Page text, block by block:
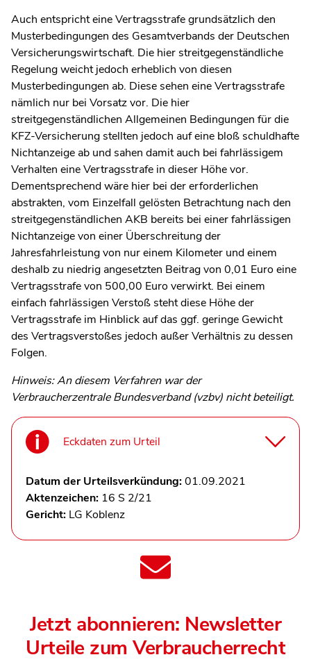
Auch entspricht eine Vertragsstrafe grundsätzlich den
Musterbedingungen des Gesamtverbands der Deutschen
Versicherungswirtschaft. Die hier streitgegenständliche
Regelung weicht jedoch erheblich von diesen
Musterbedingungen ab. Diese sehen eine Vertragsstrafe
nämlich nur bei Vorsatz vor. Die hier
streitgegenständlichen Allgemeinen Bedingungen für die
KFZ-Versicherung stellten jedoch auf eine bloß schuldhafte
Nichtanzeige ab und sahen damit auch bei fahrlässigem
Verhalten eine Vertragsstrafe in dieser Höhe vor.
Dementsprechend wäre hier bei der erforderlichen
abstrakten, vom Einzelfall gelösten Betrachtung nach den
streitgegenständlichen AKB bereits bei einer fahrlässigen
Nichtanzeige von einer Überschreitung der
Jahresfahrleistung von nur einem Kilometer und einem
deshalb zu niedrig angesetzten Beitrag von 0,01 Euro eine
Vertragsstrafe von 500,00 Euro verwirkt. Bei einem
einfach fahrlässigen Verstoß steht diese Höhe der
Vertragsstrafe im Hinblick auf das ggf. geringe Gewicht
des Vertragsverstoßes jedoch außer Verhältnis zu dessen
Folgen.
Hinweis: An diesem Verfahren war der
Verbraucherzentrale Bundesverband (vzbv) nicht beteiligt.
Eckdaten zum Urteil
Datum der Urteilsverkündung:01.09.2021
Aktenzeichen: 16 S 2/21
Gericht: LG Koblenz
Jetzt abonnieren: Newsletter
Urteile zum Verbraucherrecht